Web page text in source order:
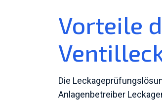
Vorteile
Die
Anlagenbetreiber